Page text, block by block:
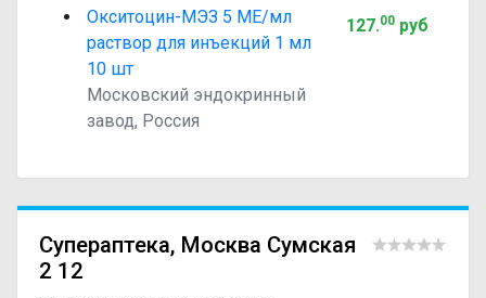
Окситоцин-МЭЗ 5 МЕ/мл
раствор для инъекций 1 мл
10 шт
Московский эндокринный
завод, Россия
127.00руб
Супераптека, Москва Сумская
2 12